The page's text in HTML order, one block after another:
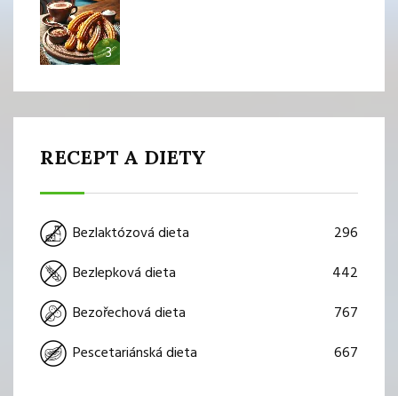
3
RECEPT A DIETY
Bezlaktózová dieta
296
Bezlepková dieta
442
Bezořechová dieta
767
Pescetariánská dieta
667